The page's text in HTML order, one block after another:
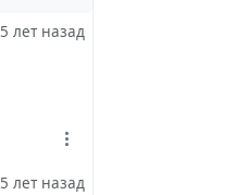
5 лет назад
5 лет назад